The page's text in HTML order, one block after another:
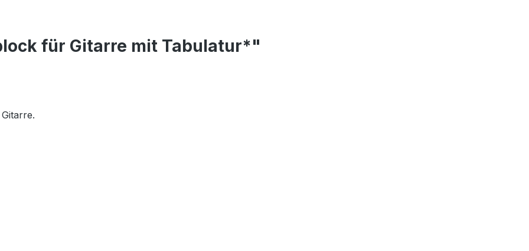
für Gitarre mit Tabulatur*"